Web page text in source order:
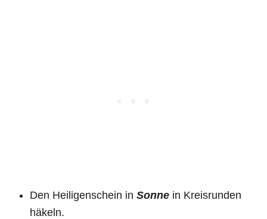
Den Heiligenschein in Sonne in Kreisrunden
häkeln.